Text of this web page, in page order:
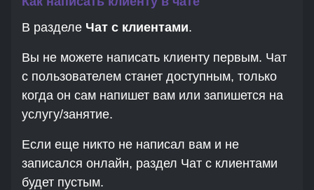
В разделе Чат с клиентами.
Вы не можете написать клиенту первым. Чат
с пользователем станет доступным, только
когда он сам напишет вам или запишется на
услугу/занятие.
Если еще никто не написал вам и не
записался онлайн, раздел Чат с клиентами
будет пустым.